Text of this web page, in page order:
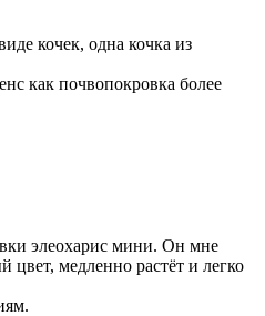
кочек, одна кочка из
как почвопокровка более
элеохарис мини. Он мне
цвет, медленно растёт и легко